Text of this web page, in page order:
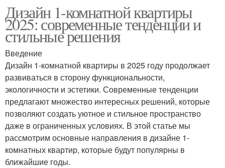
Дизайн 1-комнатной квартиры
2025: современные тенденции и
стильные решения
Введение
Дизайн 1-комнатной квартиры в 2025 году продолжает
развиваться в сторону функциональности,
экологичности и эстетики. Современные тенденции
предлагают множество интересных решений, которые
позволяют создать уютное и стильное пространство
даже в ограниченных условиях. В этой статье мы
рассмотрим основные направления в дизайне 1-
комнатных квартир, которые будут популярны в
ближайшие годы.